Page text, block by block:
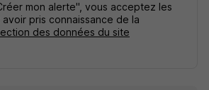
mon alerte", vous acceptez les
pris connaissance de la
des données du site